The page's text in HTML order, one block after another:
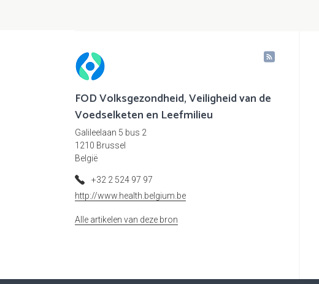
FOD Volksgezondheid, Veiligheid van de
Voedselketen en Leefmilieu
Galileelaan 5 bus 2
1210 Brussel
België
+32 2 524 97 97
http://www.health.belgium.be
Alle artikelen van deze bron